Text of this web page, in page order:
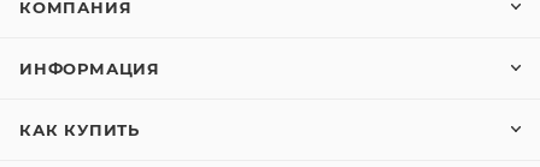
КОМПАНИЯ
ИНФОРМАЦИЯ
КАК КУПИТЬ